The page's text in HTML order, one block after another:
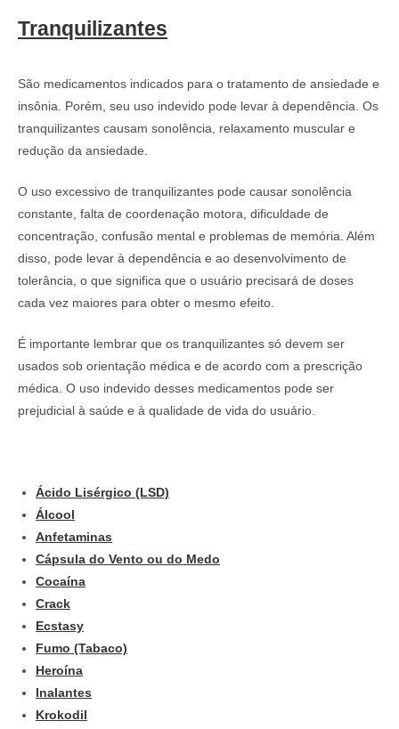
Tranquilizantes
São medicamentos indicados para o tratamento de ansiedade e
insônia. Porém, seu uso indevido pode levar à dependência. Os
tranquilizantes causam sonolência, relaxamento muscular e
redução da ansiedade.
O uso excessivo de tranquilizantes pode causar sonolência
constante, falta de coordenação motora, dificuldade de
concentração, confusão mental e problemas de memória. Além
disso, pode levar à dependência e ao desenvolvimento de
tolerância, o que significa que o usuário precisará de doses
cada vez maiores para obter o mesmo efeito.
É importante lembrar que os tranquilizantes só devem ser
usados sob orientação médica e de acordo com a prescrição
médica. O uso indevido desses medicamentos pode ser
prejudicial à saúde e à qualidade de vida do usuário.
Ácido Lisérgico (LSD)
Álcool
Anfetaminas
Cápsula do Vento ou do Medo
Cocaína
Crack
Ecstasy
Fumo (Tabaco)
Heroína
Inalantes
Krokodil